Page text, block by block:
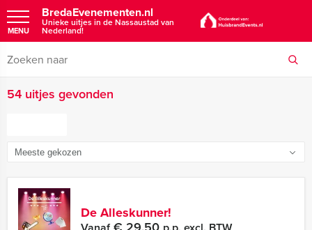
BredaEvenementen.nl
Unieke uitjes in de Nassaustad van
Nederland!
MENU
54 uitjes gevonden
De Alleskunner!